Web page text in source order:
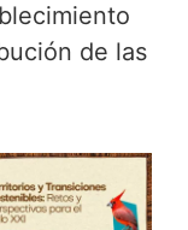
de las